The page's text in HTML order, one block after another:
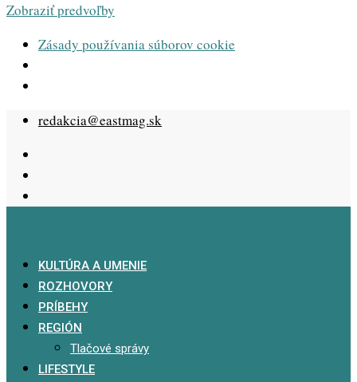
Zobraziť predvoľby
Zásady používania súborov cookie
Skip
content
redakcia@eastmag.sk
KULTÚRA A UMENIE
ROZHOVORY
PRÍBEHY
REGIÓN
Tlačové správy
LIFESTYLE